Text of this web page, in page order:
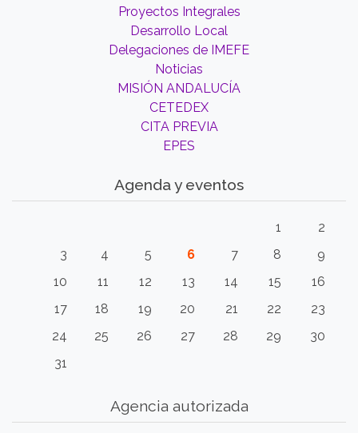
Proyectos Integrales
Desarrollo Local
Delegaciones de IMEFE
Noticias
MISIÓN ANDALUCÍA
CETEDEX
CITA PREVIA
EPES
Agenda y eventos
1
2
3
4 5 6 7 8
9
10
11 12 13 14 15
16
17
18 19 20 21 22
23
24
25 26 27 28 29
30
31
Agencia autorizada